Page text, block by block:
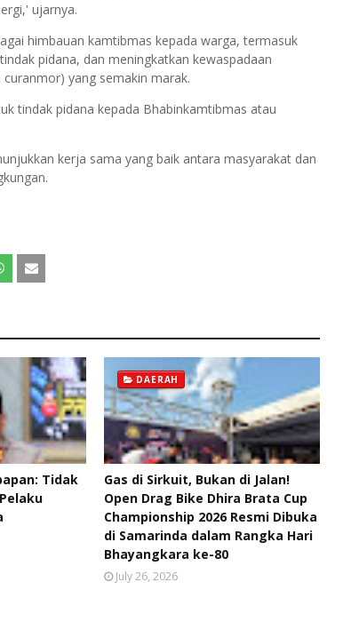
ujarnya.
himbauan kamtibmas kepada warga, termasuk
pidana, dan meningkatkan kewaspadaan
yang semakin marak.
tindak pidana kepada Bhabinkamtibmas atau
kerja sama yang baik antara masyarakat dan
Tidak
DAERAH
Gas di Sirkuit, Bukan di Jalan!
Open Drag Bike Dhira Brata Cup
Championship 2026 Resmi Dibuka
di Samarinda dalam Rangka Hari
Bhayangkara ke-80
July 26, 2026